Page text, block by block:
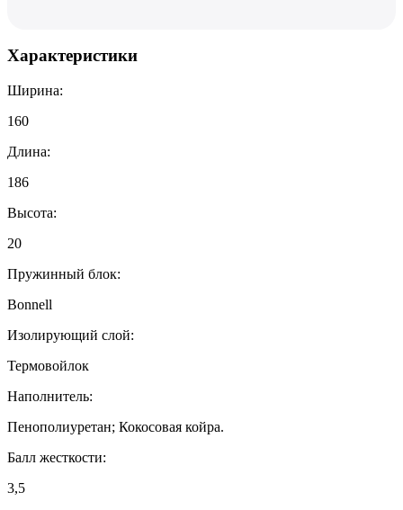
Характеристики
Ширина:
160
Длина:
186
Высота:
20
Пружинный блок:
Bonnell
Изолирующий слой:
Термовойлок
Наполнитель:
Пенополиуретан; Кокосовая койра.
Балл жесткости:
3,5